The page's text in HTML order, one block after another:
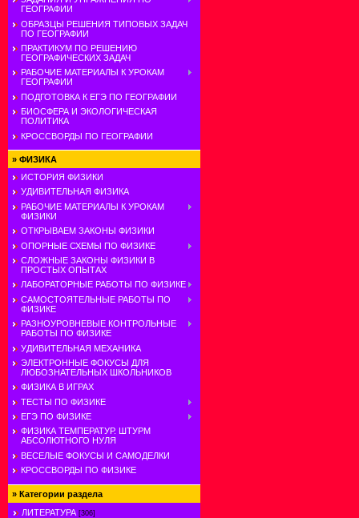
ГЕОГРАФИИ
ОБРАЗЦЫ РЕШЕНИЯ ТИПОВЫХ ЗАДАЧ
ПО ГЕОГРАФИИ
ПРАКТИКУМ ПО РЕШЕНИЮ
ГЕОГРАФИЧЕСКИХ ЗАДАЧ
РАБОЧИЕ МАТЕРИАЛЫ К УРОКАМ
ГЕОГРАФИИ
ПОДГОТОВКА К ЕГЭ ПО ГЕОГРАФИИ
БИОСФЕРА И ЭКОЛОГИЧЕСКАЯ
ПОЛИТИКА
КРОССВОРДЫ ПО ГЕОГРАФИИ
» ФИЗИКА
ИСТОРИЯ ФИЗИКИ
УДИВИТЕЛЬНАЯ ФИЗИКА
РАБОЧИЕ МАТЕРИАЛЫ К УРОКАМ
ФИЗИКИ
ОТКРЫВАЕМ ЗАКОНЫ ФИЗИКИ
ОПОРНЫЕ СХЕМЫ ПО ФИЗИКЕ
СЛОЖНЫЕ ЗАКОНЫ ФИЗИКИ В
ПРОСТЫХ ОПЫТАХ
ЛАБОРАТОРНЫЕ РАБОТЫ ПО ФИЗИКЕ
САМОСТОЯТЕЛЬНЫЕ РАБОТЫ ПО
ФИЗИКЕ
РАЗНОУРОВНЕВЫЕ КОНТРОЛЬНЫЕ
РАБОТЫ ПО ФИЗИКЕ
УДИВИТЕЛЬНАЯ МЕХАНИКА
ЭЛЕКТРОННЫЕ ФОКУСЫ ДЛЯ
ЛЮБОЗНАТЕЛЬНЫХ ШКОЛЬНИКОВ
ФИЗИКА В ИГРАХ
ТЕСТЫ ПО ФИЗИКЕ
ЕГЭ ПО ФИЗИКЕ
ФИЗИКА ТЕМПЕРАТУР. ШТУРМ
АБСОЛЮТНОГО НУЛЯ
ВЕСЕЛЫЕ ФОКУСЫ И САМОДЕЛКИ
КРОССВОРДЫ ПО ФИЗИКЕ
» Категории раздела
ЛИТЕРАТУРА [306]